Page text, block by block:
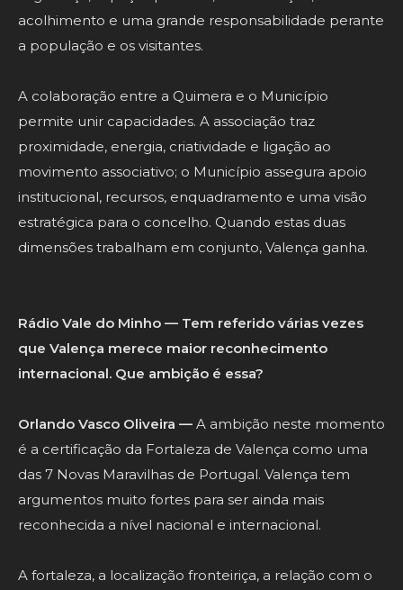
acolhimento e uma grande responsabilidade perante
a população e os visitantes.
A colaboração entre a Quimera e o Município
permite unir capacidades. A associação traz
proximidade, energia, criatividade e ligação ao
movimento associativo; o Município assegura apoio
institucional, recursos, enquadramento e uma visão
estratégica para o concelho. Quando estas duas
dimensões trabalham em conjunto, Valença ganha.
Rádio Vale do Minho — Tem referido várias vezes
que Valença merece maior reconhecimento
internacional. Que ambição é essa?
Orlando Vasco Oliveira — A ambição neste momento
é a certificação da Fortaleza de Valença como uma
das 7 Novas Maravilhas de Portugal. Valença tem
argumentos muito fortes para ser ainda mais
reconhecida a nível nacional e internacional.
A fortaleza, a localização fronteiriça, a relação com o